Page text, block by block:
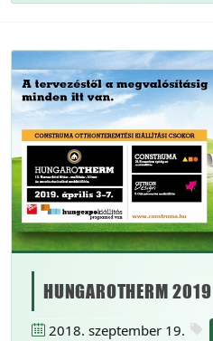
HUNGAROTHERM 2019
2018. szeptember 19.